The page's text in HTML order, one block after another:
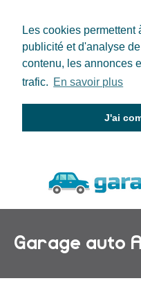
Les cookies permettent
publicité et d'analyse
contenu, les annonces
trafic. En savoir plus
J'ai
Garage auto